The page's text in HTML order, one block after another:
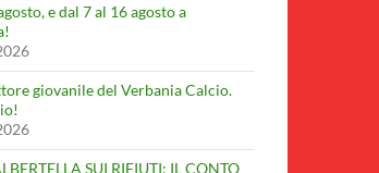
e dal 7 al 16 agosto a
giovanile del Verbania Calcio.
SUI RIFIUTI: IL CONTO